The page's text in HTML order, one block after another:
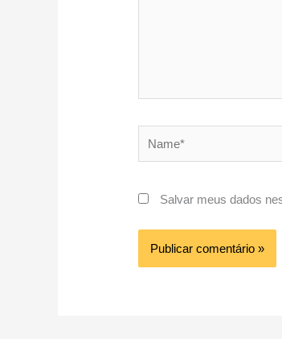
Salvar meus dados